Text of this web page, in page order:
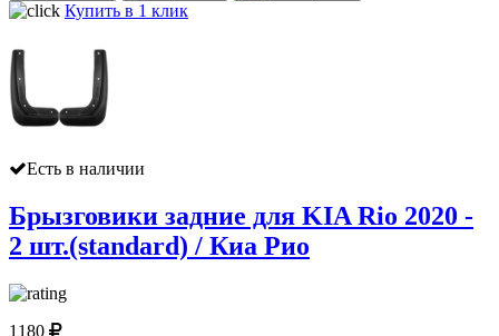
Купить в 1 клик
Есть в наличии
Брызговики задние для KIA Rio 2020 -
2 шт.(standard) / Киа Рио
1180